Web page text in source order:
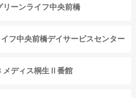
リーンライフ中央前橋
フ中央前橋デイサービスセンター
メディス桐生Ⅱ番館